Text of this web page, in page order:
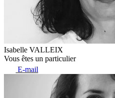
Isabelle VALLEIX
Vous êtes un particulier
E-mail